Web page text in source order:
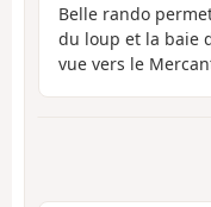
Belle rando
du loup et la baie
vue vers le